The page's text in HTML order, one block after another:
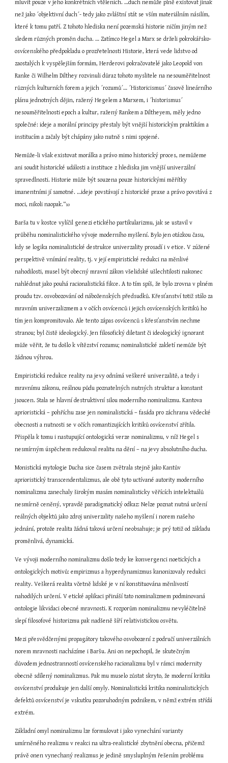
mluvit pouze v jeho konkrétních vtěleních. …duch nemůže plně existovat jinak
než jako ´objektivní duch´- tedy jako zvláštní stát se vším materiálním násilím,
které k tomu patří. Z tohoto hlediska není pozemská historie ničím jiným než
sledem různých proměn ducha. … Zatímco Hegel a Marx se drželi pokrokářsko-
osvícenského předpokladu o prozřetelnosti Historie, která vede lidstvo od
zaostalých k vyspělejším formám, Herderovi pokračovatelé jako Leopold von
Ranke či Wilhelm Dilthey rozvinuli důraz tohoto myslitele na nesouměřitelnost
různých kulturních forem a jejich ´rozumů´… ´Historicismus´ časově lineárního
plánu jednotných dějin, ražený Hegelem a Marxem, i ´historismus´
nesouměřitelnosti epoch a kultur, ražený Rankem a Diltheyem, měly jedno
společné: ideje a morální principy přestaly být vnější historickým praktikám a
institucím a začaly být chápány jako nutně s nimi spojené.
Nemůže-li však existovat morálka a právo mimo historický proces, nemůžeme
ani soudit historické události a instituce z hlediska jim vnější univerzální
spravedlnosti. Historie může být souzena pouze historickými měřítky
imanentními jí samotné. …ideje povstávají z historické praxe a právo povstává z
moci, nikoli naopak.“10
Barša tu v kostce vylíčil genezi etického partikularizmu, jak se ustavil v
průběhu nominalistického vývoje moderního myšlení. Bylo jen otázkou času,
kdy se logika nominalistické destrukce univerzality prosadí i v etice. V zúžené
perspektivě vnímání reality, tj. v její empiristické redukci na měnlivé
nahodilosti, musel být obecný mravní zákon všelidské ušlechtilosti nakonec
nahlédnut jako pouhá racionalistická fikce. A to tím spíš, že bylo zrovna v plném
proudu tzv. osvobozování od náboženských předsudků. Křesťanství totiž stálo za
mravním univerzalizmem a v očích osvícenců i jejich osvícenských kritiků ho
tím jen kompromitovalo. Ale tento zápas osvícenců s křesťanstvím nechme
stranou; byl čistě ideologický. Jen filosofický diletant či ideologický ignorant
může věřit, že tu došlo k vítězství rozumu; nominalistické zakletí nemůže být
žádnou výhrou.
Empiristická redukce reality na jevy odnímá veškeré univerzalitě, a tedy i
mravnímu zákonu, reálnou půdu poznatelných nutných struktur a konstant
jsoucen. Stala se hlavní destruktivní silou moderního nominalizmu. Kantova
aprioristická – pohříchu zase jen nominalistická – fasáda pro záchranu vědecké
obecnosti a nutnosti se v očích romantizujících kritiků osvícenství zřítila.
Přispěla k tomu i nastupující ontologická verze nominalizmu, v níž Hegel s
nesmírným úspěchem redukoval realitu na dění – na jevy absolutního ducha.
Monistická mytologie Ducha sice časem zvětrala stejně jako Kantův
aprioristický transcendentalizmus, ale obě tyto uctívané autority moderního
nominalizmu zanechaly širokým masám nominalisticky věřících intelektuálů
nesmírně ceněný, vpravdě paradigmatický odkaz: Nelze poznat nutná určení
reálných objektů jako zdroj univerzality našeho myšlení i norem našeho
jednání, protože realita žádná taková určení neobsahuje; je prý totiž od základu
proměnlivá, dynamická.
Ve vývoji moderního nominalizmu došlo tedy ke konvergenci noetických a
ontologických motivů: empirizmus a hyperdynamizmus kanonizovaly redukci
reality. Veškerá realita včetně lidské je v ní konstituována měnlivostí
nahodilých určení. V etické aplikaci přináší tato nominalizmem podminovaná
ontologie likvidaci obecné mravnosti. K rozporům nominalizmu nevyléčitelně
slepí filosofové historizmu pak nadšeně šíří relativistickou osvětu.
Mezi přesvědčenými propagátory takového osvobození z područí univerzálních
norem mravnosti nacházíme i Baršu. Ani on nepochopil, že skutečným
důvodem jednostranností osvícenského racionalizmu byl v rámci modernity
obecně sdílený nominalizmus. Pak mu muselo zůstat skryto, že moderní kritika
osvícenství produkuje jen další omyly. Nominalistická kritika nominalistických
defektů osvícenství je vskutku pozoruhodným podnikem, v němž extrém střídá
extrém.
Základní omyl nominalizmu lze formulovat i jako vynechání varianty
umírněného realizmu v reakci na ultra-realistické zbytnění obecna, přičemž
právě onen vynechaný realizmus je jedině smysluplným řešením problému